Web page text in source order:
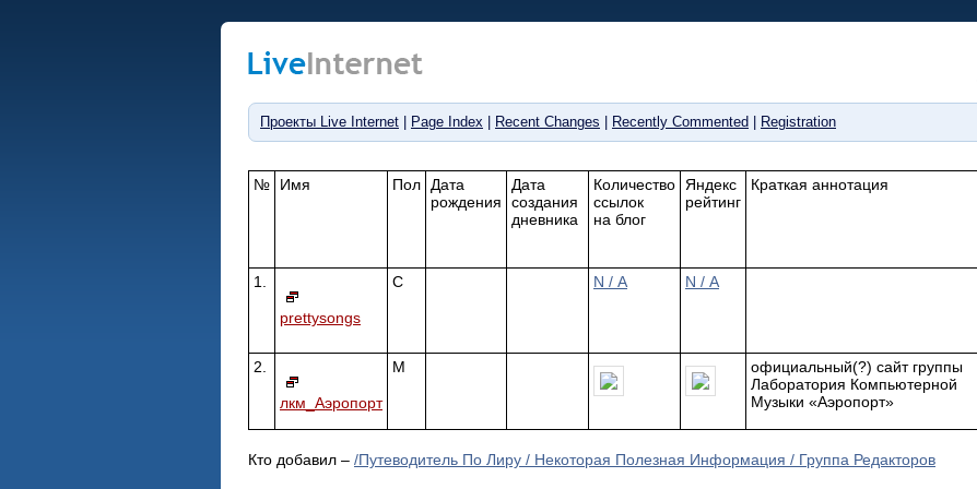
Проекты Live Internet Page Index Recent Changes Recently Commented Registration
№ Имя Пол
Дата
рождения
Дата
cоздания
дневника
Количество
ссылок
на блог
Яндекс
рейтинг
Краткая аннотация
1.
prettysongs
С N / A N / A
2.
лкм_Аэропорт
М
официальный(?) сайт группы
Лаборатория Компьютерной
Музыки «Аэропорт»
Кто добавил – /Путеводитель По Лиру / Некоторая Полезная Информация / Группа Редакторов